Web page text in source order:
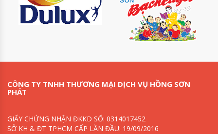
CÔNG TY TNHH THƯƠNG MẠI DỊCH VỤ HỒNG SƠN
PHÁT
GIẤY CHỨNG NHẬN ĐKKD SỐ: 0314017452
SỞ KH & ĐT TPHCM CẤP LẦN ĐẦU: 19/09/2016